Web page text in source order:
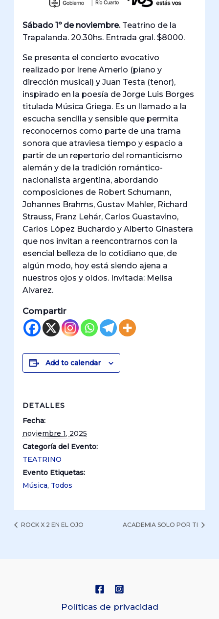
Sábado 1º de noviembre.Teatrino de la
Trapalanda. 20.30hs. Entrada gral. $8000.
Se presenta el concierto evocativo
realizado por Irene Amerio (piano y
dirección musical) y Juan Testa (tenor),
inspirado en la poesía de Jorge Luis Borges
titulada Música Griega. Es un llamado a la
escucha sencilla y sensible que permita
reconocernos como parte de una trama
sonora que atraviesa tiempo y espacio a
partir de un repertorio del romanticismo
alemán y de la tradición romántico-
nacionalista argentina, abordando
composiciones de Robert Schumann,
Johannes Brahms, Gustav Mahler, Richard
Strauss, Franz Lehár, Carlos Guastavino,
Carlos López Buchardo y Alberto Ginastera
que nos invitan a reencontrarnos con la
esencial belleza de lo cotidiano que, de
algún modo, hoy está siendo ajena a
nuestros ojos y oídos. Invitada: Melisa
Alvarez.
Compartir
Add to calendar
DETALLES
Fecha:
noviembre 1, 2025
Categoría del Evento:
TEATRINO
Evento Etiquetas:
Música, Todos
ROCK X 2 EN EL OJO ACADEMIA SOLO POR TI
Políticas de privacidad